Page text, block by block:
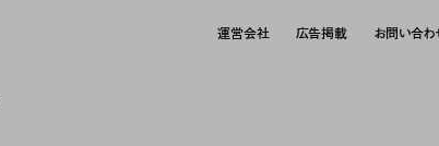
運営会社 広告掲載 お問い合わ